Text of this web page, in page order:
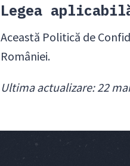
Legea
Această Politică de
României.
Ultima actualizare: 22